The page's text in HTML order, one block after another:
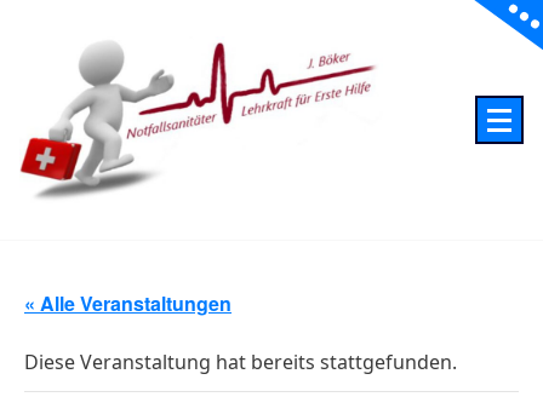
« Alle Veranstaltungen
Diese Veranstaltung hat bereits stattgefunden.